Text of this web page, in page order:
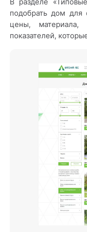
подобрать дом для
цены, материала,
показателей,